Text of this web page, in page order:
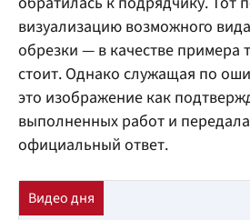
визуализацию возможного
обрезки — в качестве примера
стоит. Однако служащая по
это изображение как
выполненных работ и
официальный ответ.